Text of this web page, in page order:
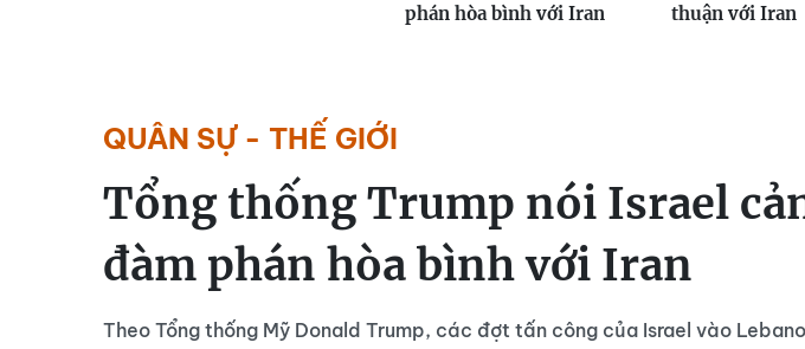
phán hòa bình với Iran
thuận với Iran
QUÂN SỰ - THẾ GIỚI
Tổng thống Trump nói Israel
đàm phán hòa bình với Iran
Theo Tổng thống Mỹ Donald Trump, các đợt tấn công của Israel vào